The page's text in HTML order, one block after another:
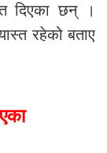
दिएका छन् ।
रहेको बताए